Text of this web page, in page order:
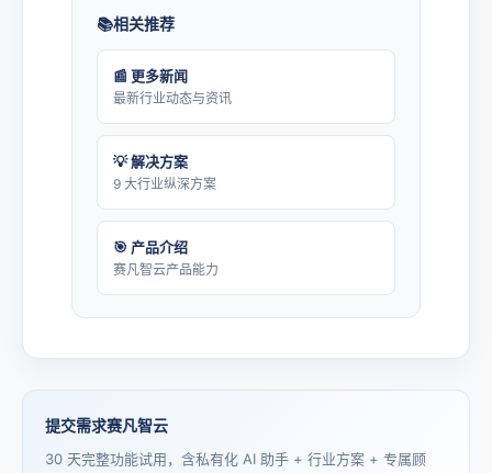
相关推荐
📰 更多新闻
最新行业动态与资讯
💡 解决方案
9 大行业纵深方案
🎯 产品介绍
赛凡智云产品能力
提交需求赛凡智云
30 天完整功能试用，含私有化 AI 助手 + 行业方案 + 专属顾